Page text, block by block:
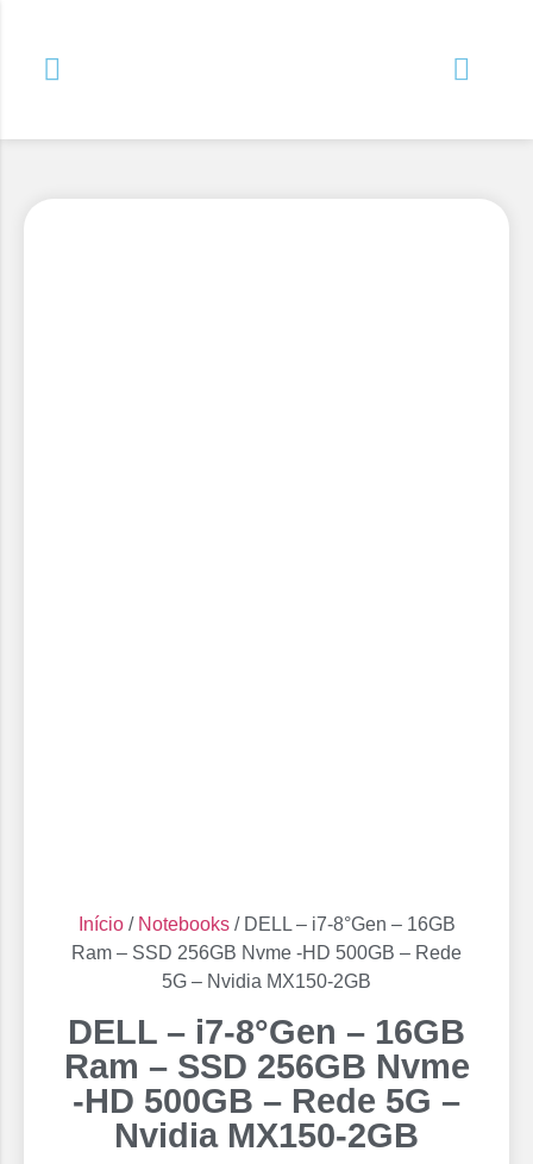
Início/ Notebooks/ DELL – i7-8°Gen – 16GB
Ram – SSD 256GB Nvme -HD 500GB – Rede
5G – Nvidia MX150-2GB
DELL – i7-8°Gen – 16GB
Ram – SSD 256GB Nvme
-HD 500GB – Rede 5G –
Nvidia MX150-2GB